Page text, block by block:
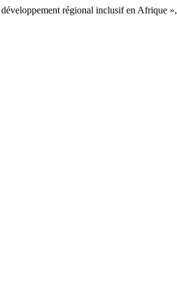
régional inclusif en Afrique »,